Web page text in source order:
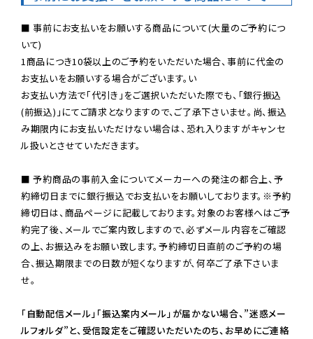
■ 事前にお支払いをお願いする商品について(大量のご予約につ
いて)
1商品につき10袋以上のご予約をいただいた場合、事前に代金の
お支払いをお願いする場合がございます。い
お支払い方法で「代引き」をご選択いただいた際でも、「銀行振込
(前振込)」にてご請求となりますので、ご了承下さいませ。尚、振込
み期限内にお支払いただけない場合は、恐れ入りますがキャンセ
ル扱いとさせていただきます。
■ 予約商品の事前入金についてメーカーへの発注の都合上、予
約締切日までに銀行振込でお支払いをお願いしております。※予約
締切日は、商品ページに記載しております。対象のお客様へはご予
約完了後、メールでご案内致しますので、必ずメール内容をご確認
の上、お振込みをお願い致します。予約締切日直前のご予約の場
合、振込期限までの日数が短くなりますが、何卒ご了承下さいま
せ。
「自動配信メール」「振込案内メール」が届かない場合、”迷惑メー
ルフォルダ”と、受信設定をご確認いただいたのち、お早めにご連絡